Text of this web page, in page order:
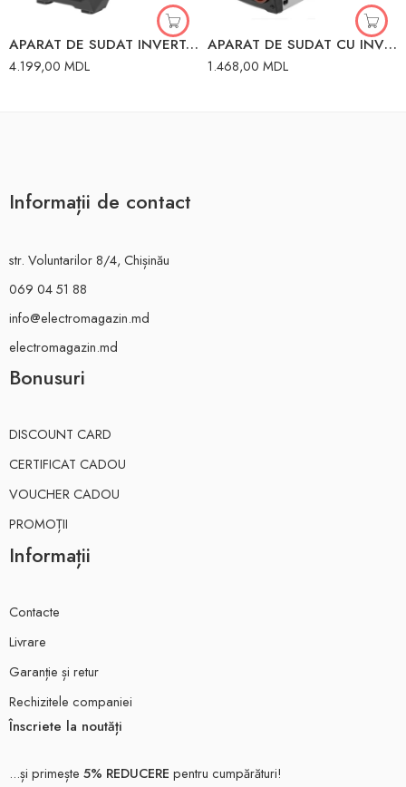
APARAT DE SUDAT INVERTOR MMA-250 LUX MMA 250A 9.5 kW 220V RESANTA
4.199,00 MDL
APARAT DE SUDAT CU INVERTOR COMPACT 160A 65/35 RESANTA
1.468,00 MDL
Informații de contact
str. Voluntarilor 8/4, Chișinău
069 04 51 88
info@electromagazin.md
electromagazin.md
Bonusuri
DISCOUNT CARD
CERTIFICAT CADOU
VOUCHER CADOU
PROMOȚII
Informații
Contacte
Livrare
Garanție și retur
Rechizitele companiei
Înscriete la noutăți
...și primește 5% REDUCERE pentru cumpărături!